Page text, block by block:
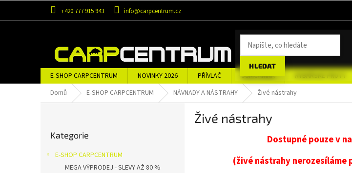
obsah
+420 777 915 943 info@carpcentrum.cz
HLEDAT
E-SHOP CARPCENTRUM NOVINKY 2026 PŘÍVLAČ SUMCAŘINA RYBÁŘSKÉ PRUTY
OBLEČENÍ A OBUV
ZNAČKY
Domů E-SHOP CARPCENTRUM NÁVNADY A NÁSTRAHY Živé nástrahy
kategorie
Kategorie
E-SHOP CARPCENTRUM
MEGA VÝPRODEJ - SLEVY AŽ 80 %
Živé nástrahy
Dostupné pouze v
(živé nástrahy nerozesíláme